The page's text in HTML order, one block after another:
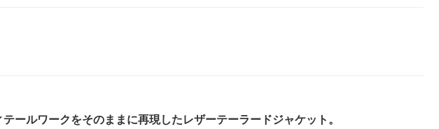
ールワークをそのままに再現したレザーテーラードジャケット。